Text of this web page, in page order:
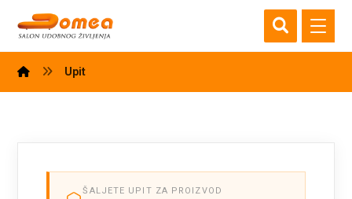
Upit
ŠALJETE UPIT ZA PROIZVOD